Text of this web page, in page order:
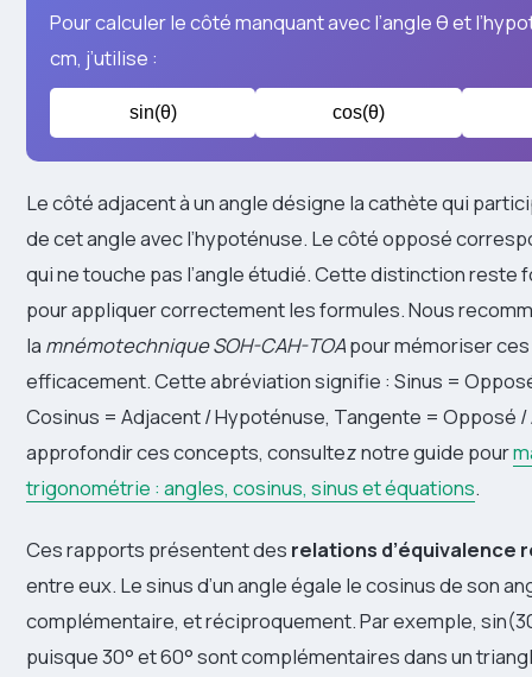
Pour calculer le côté manquant avec l’angle θ et
cm, j’utilise :
sin(θ) cos(θ)
Le côté adjacent à un angle désigne la cathète qui
de cet angle avec l’hypoténuse. Le côté opposé
qui ne touche pas l’angle étudié. Cette distinction reste
pour appliquer correctement les formules. Nous
la mnémotechnique SOH-CAH-TOApour mémoriser
efficacement. Cette abréviation signifie : Sinus =
Cosinus = Adjacent / Hypoténuse, Tangente = Opposé /
approfondir ces concepts, consultez notre guide pour
trigonométrie : angles, cosinus, sinus et équations.
Ces rapports présentent des relations d’équivalence
entre eux. Le sinus d’un angle égale le cosinus de son
complémentaire, et réciproquement. Par exemple,
puisque 30° et 60° sont complémentaires dans un